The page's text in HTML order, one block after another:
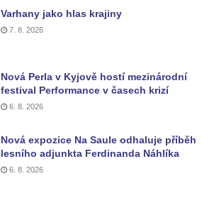
Varhany jako hlas krajiny
7. 8. 2026
Nová Perla v Kyjově hostí mezinárodní
festival Performance v časech krizí
6. 8. 2026
Nová expozice Na Saule odhaluje příběh
lesního adjunkta Ferdinanda Náhlíka
6. 8. 2026